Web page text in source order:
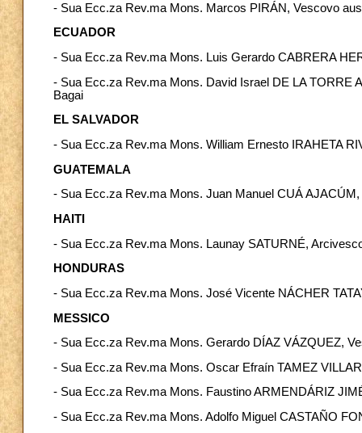
- Sua Ecc.za Rev.ma Mons. Marcos PIRÁN, Vescovo
ECUADOR
- Sua Ecc.za Rev.ma Mons. Luis Gerardo CABRERA
- Sua Ecc.za Rev.ma Mons. David Israel DE LA TORRE
Bagai
EL SALVADOR
- Sua Ecc.za Rev.ma Mons. William Ernesto IRAHETA
GUATEMALA
- Sua Ecc.za Rev.ma Mons. Juan Manuel CUÁ
HAITI
- Sua Ecc.za Rev.ma Mons. Launay SATURNÉ,
HONDURAS
- Sua Ecc.za Rev.ma Mons. José Vicente NÁCHER
MESSICO
- Sua Ecc.za Rev.ma Mons. Gerardo DÍAZ VÁZQUEZ,
- Sua Ecc.za Rev.ma Mons. Oscar Efraín TAMEZ
- Sua Ecc.za Rev.ma Mons. Faustino ARMENDÁRIZ
- Sua Ecc.za Rev.ma Mons. Adolfo Miguel CASTAÑO